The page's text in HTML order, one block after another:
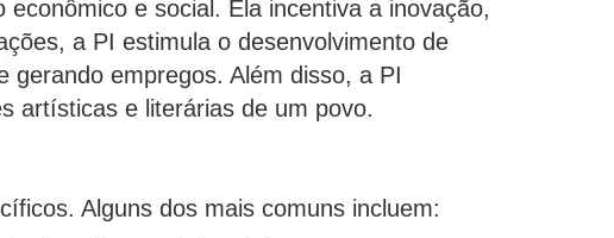
e social. Ela incentiva a inovação,
a PI estimula o desenvolvimento de
gerando empregos. Além disso, a PI
artísticas e literárias de um povo.
Alguns dos mais comuns incluem: